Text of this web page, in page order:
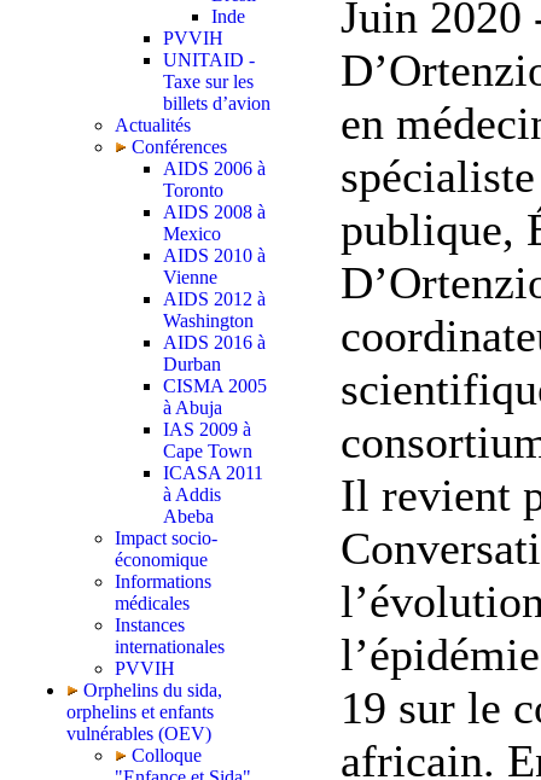
Inde
PVVIH
UNITAID -
Taxe sur les
billets d’avion
Actualités
Conférences
AIDS 2006 à
Toronto
AIDS 2008 à
Mexico
AIDS 2010 à
Vienne
AIDS 2012 à
Washington
AIDS 2016 à
Durban
CISMA 2005
à Abuja
IAS 2009 à
Cape Town
ICASA 2011
à Addis
Abeba
Impact socio-
économique
Informations
médicales
Instances
internationales
PVVIH
Orphelins du sida,
orphelins et enfants
vulnérables (OEV)
Colloque
Juin 2020
en
publique,
Il revient
19 sur le
africain.